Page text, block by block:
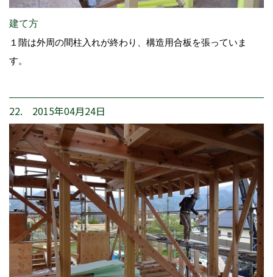
建て方
１階は外周の間柱入れが終わり、構造用合板を張っていま
す。
22. 2015年04月24日